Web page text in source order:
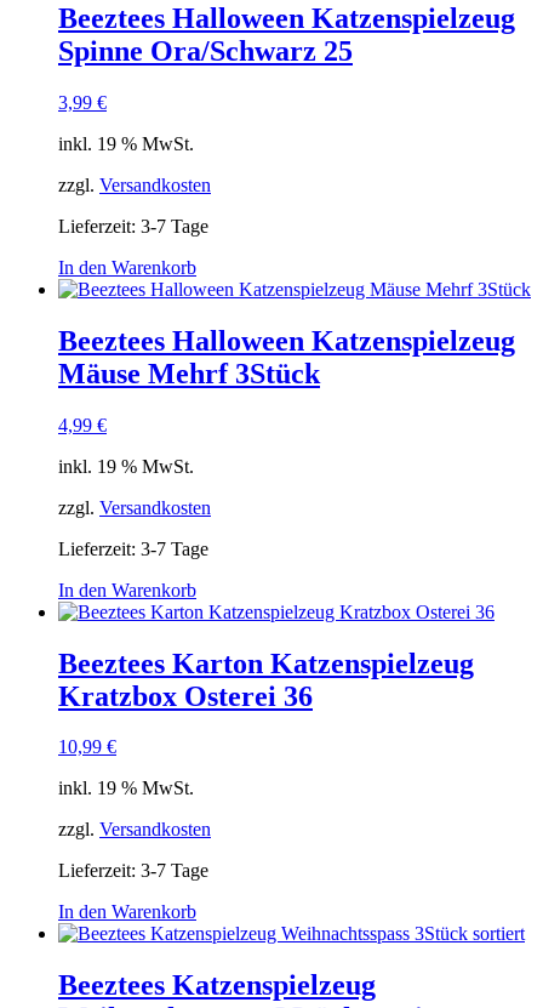
Beeztees Halloween Katzenspielzeug
Spinne Ora/Schwarz 25
3,99 €
inkl. 19 % MwSt.
zzgl. Versandkosten
Lieferzeit: 3-7 Tage
In den Warenkorb
Beeztees Halloween Katzenspielzeug
Mäuse Mehrf 3Stück
4,99 €
inkl. 19 % MwSt.
zzgl. Versandkosten
Lieferzeit: 3-7 Tage
In den Warenkorb
Beeztees Karton Katzenspielzeug
Kratzbox Osterei 36
10,99 €
inkl. 19 % MwSt.
zzgl. Versandkosten
Lieferzeit: 3-7 Tage
In den Warenkorb
Beeztees Katzenspielzeug